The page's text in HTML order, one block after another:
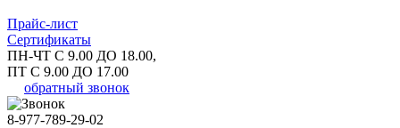
Прайс-лист
Сертификаты
ПН-ЧТ С 9.00 ДО 18.00,
ПТ С 9.00 ДО 17.00
обратный звонок
8-977-789-29-02